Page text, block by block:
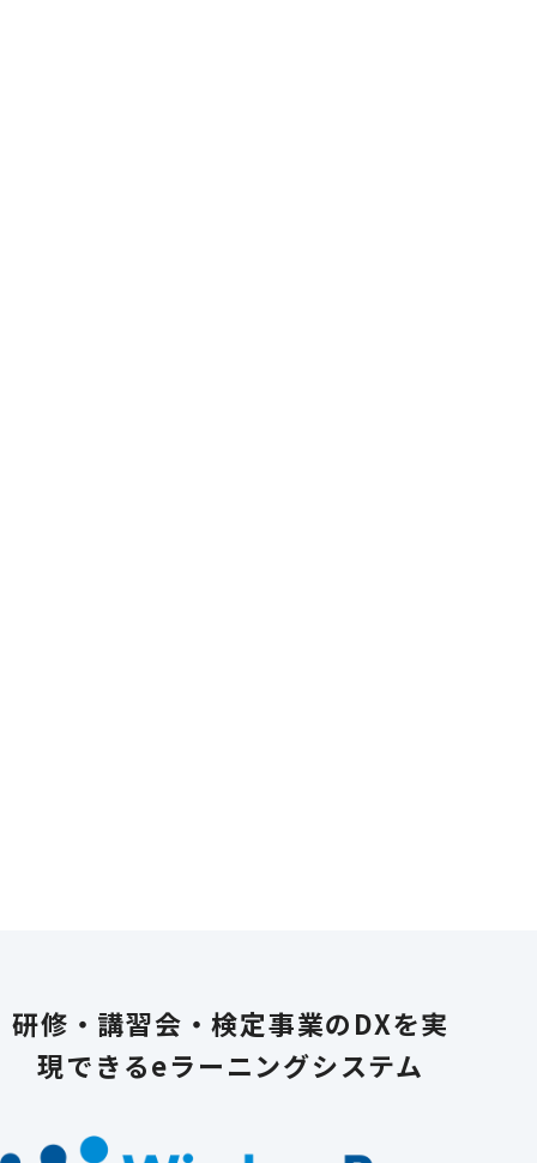
研修・講習会・検定事業のDXを実
現できるeラーニングシステム